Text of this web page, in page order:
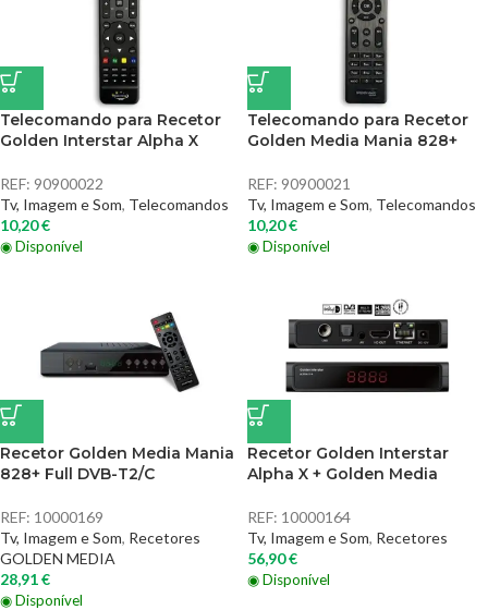
Telecomando para Recetor
Golden Interstar Alpha X
REF: 90900022
Tv, Imagem e Som, Telecomandos
10,20€
◉ Disponível
Telecomando para Recetor
Golden Media Mania 828+
REF: 90900021
Tv, Imagem e Som, Telecomandos
10,20€
◉ Disponível
Recetor Golden Media Mania
828+ Full DVB-T2/C
REF: 10000169
Tv, Imagem e Som, Recetores
GOLDEN MEDIA
28,91€
◉ Disponível
Recetor Golden Interstar
Alpha X + Golden Media
REF: 10000164
Tv, Imagem e Som, Recetores
56,90€
◉ Disponível